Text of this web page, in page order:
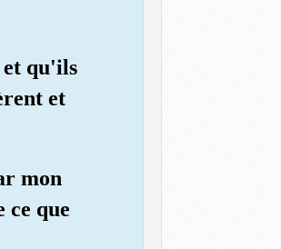
et qu'ils
et
mon
ce que